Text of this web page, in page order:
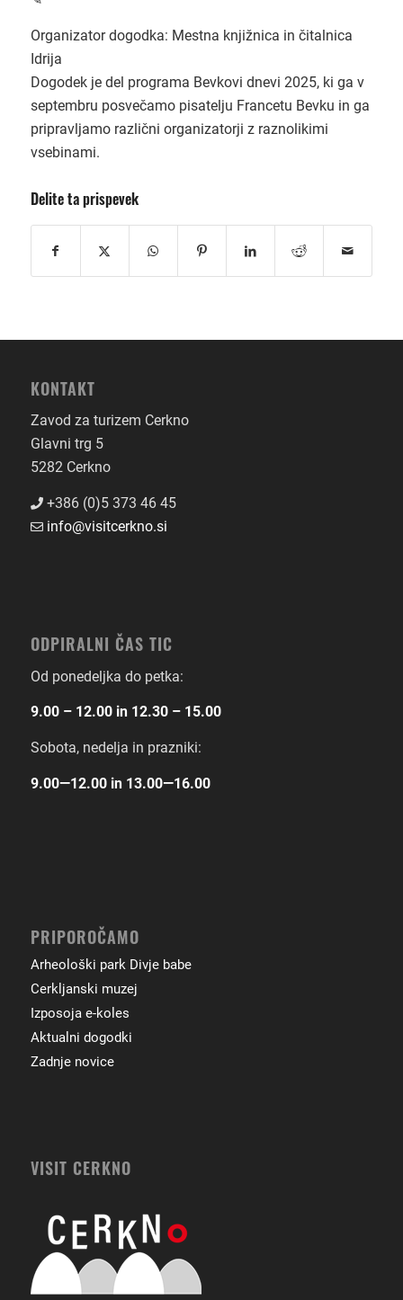
Organizator dogodka: Mestna knjižnica in čitalnica
Idrija
Dogodek je del programa Bevkovi dnevi 2025, ki ga v
septembru posvečamo pisatelju Francetu Bevku in ga
pripravljamo različni organizatorji z raznolikimi
vsebinami.
Delite ta prispevek
KONTAKT
Zavod za turizem Cerkno
Glavni trg 5
5282 Cerkno
+386 (0)5 373 46 45
info@visitcerkno.si
ODPIRALNI ČAS TIC
Od ponedeljka do petka:
9.00 – 12.00 in 12.30 – 15.00
Sobota, nedelja in prazniki:
9.00―12.00 in 13.00―16.00
PRIPOROČAMO
Arheološki park Divje babe
Cerkljanski muzej
Izposoja e-koles
Aktualni dogodki
Zadnje novice
VISIT CERKNO